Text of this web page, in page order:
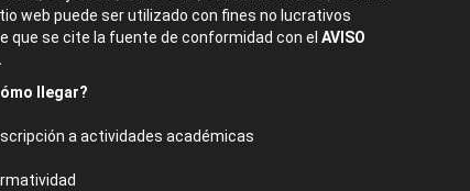
web puede ser utilizado con fines no lucrativos
que se cite la fuente de conformidad con el AVISO
llegar?
a actividades académicas